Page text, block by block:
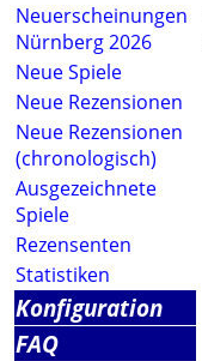
Neuerscheinungen
Nürnberg 2026
Neue Spiele
Neue Rezensionen
Neue Rezensionen
(chronologisch)
Ausgezeichnete
Spiele
Rezensenten
Statistiken
Konfiguration
FAQ